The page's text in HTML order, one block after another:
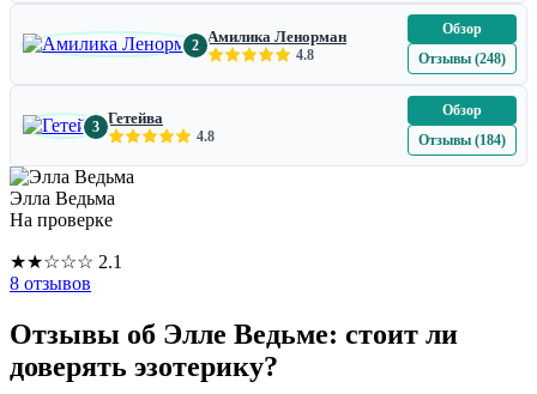
2 Амилика Ленорман
4.8
Обзор
Отзывы (248)
3 Гетейва
4.8
Обзор
Отзывы (184)
Элла Ведьма
На проверке
★★☆☆☆ 2.1
8 отзывов
Отзывы об Элле Ведьме: стоит ли
доверять эзотерику?